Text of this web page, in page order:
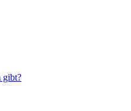
gibt?